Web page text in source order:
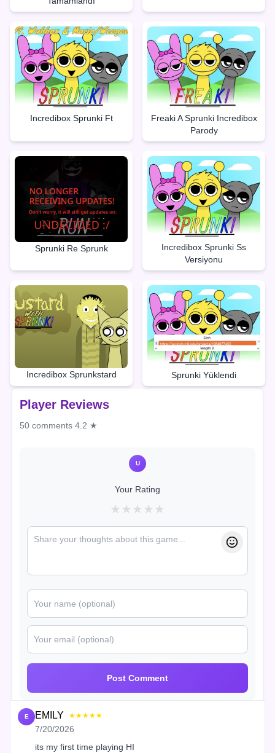
Incredibox Sprunki Ft
Freaki A Sprunki Incredibox
Parody
Sprunki Re Sprunk
Incredibox Sprunki Ss
Versiyonu
Incredibox Sprunkstard Sprunki Yüklendi
Player Reviews
50 comments 4.2 ★
U
Your Rating
★ ★ ★ ★ ★
Post Comment
E EMILY ★★★★★
7/20/2026
its my first time playing HI